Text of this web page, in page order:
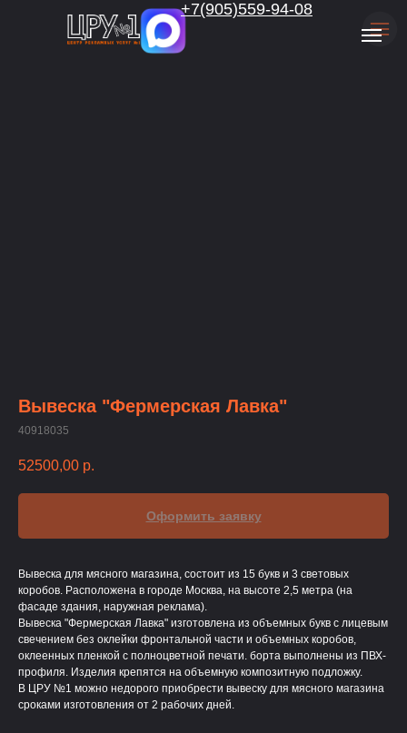
+7(905)559-94-08
Вывеска "Фермерская Лавка"
40918035
52500,00 р.
Оформить заявку
Вывеска для мясного магазина, состоит из 15 букв и 3 световых
коробов. Расположена в городе Москва, на высоте 2,5 метра (на
фасаде здания, наружная реклама).
Вывеска "Фермерская Лавка" изготовлена из объемных букв с лицевым
свечением без оклейки фронтальной части и объемных коробов,
оклеенных пленкой с полноцветной печати. борта выполнены из ПВХ-
профиля. Изделия крепятся на объемную композитную подложку.
В ЦРУ №1 можно недорого приобрести вывеску для мясного магазина
сроками изготовления от 2 рабочих дней.